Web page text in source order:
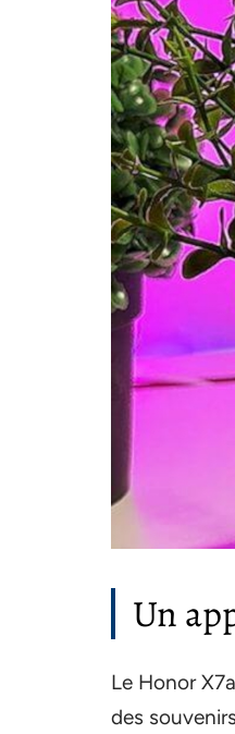
Un
Le Honor
des